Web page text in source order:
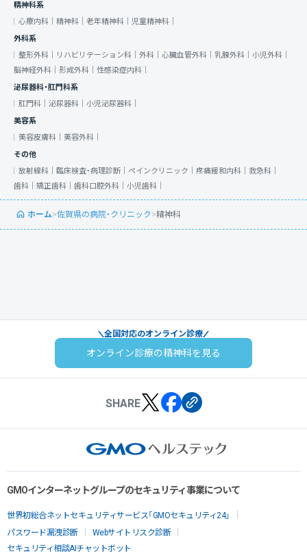
精神科系
心療内科｜ 精神科｜ 老年精神科｜ 児童精神科｜
外科系
整形外科｜
リハビリテーション科｜ 外科｜ 心臓血管外科｜ 乳腺外科｜ 小児外科｜
脳神経外科｜ 形成外科｜ 性感染症内科｜
泌尿器科・肛門科系
肛門科｜ 泌尿器科｜ 小児泌尿器科｜
美容系
美容皮膚科｜ 美容外科｜
その他
放射線科｜ 臨床検査・病理診断｜ ペインクリニック｜ 疼痛緩和内科｜ 救急科｜
歯科｜ 矯正歯科｜ 歯科口腔外科｜ 小児歯科｜
ホーム>佐賀県の病院・クリニック>精神科
全国対応のオンライン診療
オンライン診療の精神科を見る
SHARE
GMOインターネットグループのセキュリティ事業について
世界初総合ネットセキュリティサービス「GMOセキュリティ24」
パスワード漏洩診断
Webサイトリスク診断
セキュリティ相談AIチャットボット